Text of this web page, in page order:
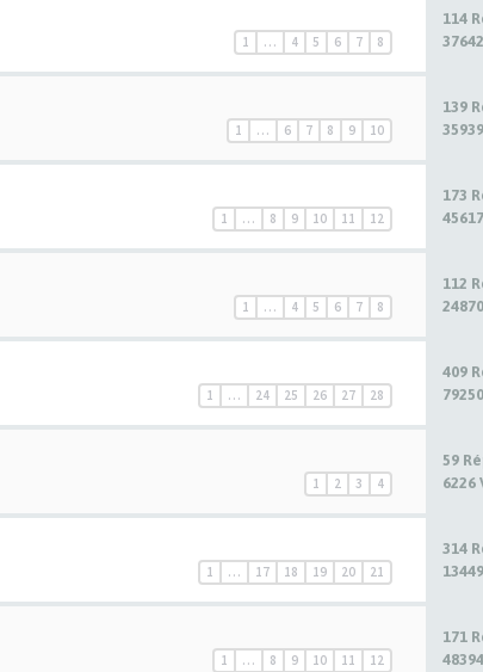
1 … 4 5 6 7 8
114
1 … 6 7 8 9 10
139
1 … 8 9 10 11 12
173
1 … 4 5 6 7 8
112
1 … 24 25 26 27 28
409
1 2 3 4
59
6226
1 … 17 18 19 20 21
314
1 … 8 9 10 11 12
171